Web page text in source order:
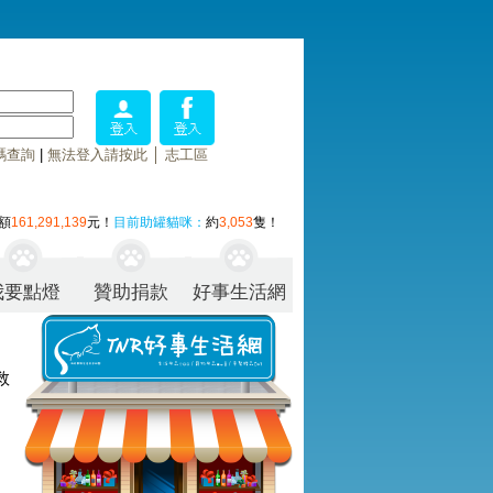
查詢| 無法登入請按此│ 志工區
161,291,139元！ 目前助罐貓咪： 約3,053隻！
要點燈 贊助捐款 好事生活網